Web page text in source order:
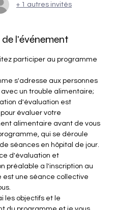
+ 1 autres invités
l'événement
participer au programme
s'adresse aux personnes
avec un trouble alimentaire;
d'évaluation est
évaluer votre
alimentaire avant de vous
qui se déroule
séances en hôpital de jour.
d'évaluation et
préalable a l'inscription au
est une séance collective
les objectifs et le